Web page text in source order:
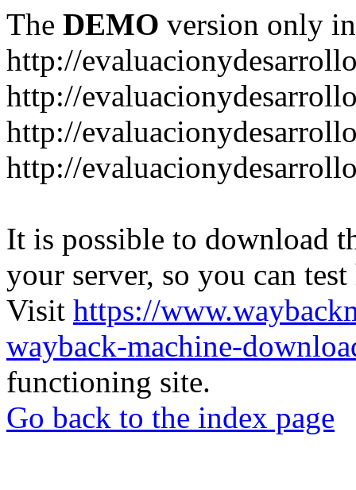
The DEMO version only
http://
http://
http://
http://
It is possible to download
your server, so you can
Visit https://
wayback-machine-
functioning site.
Go back to the index page